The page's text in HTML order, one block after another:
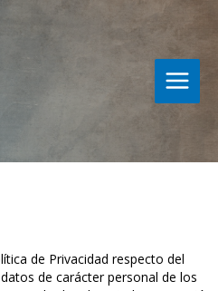
de Privacidad respecto del
de carácter personal de los